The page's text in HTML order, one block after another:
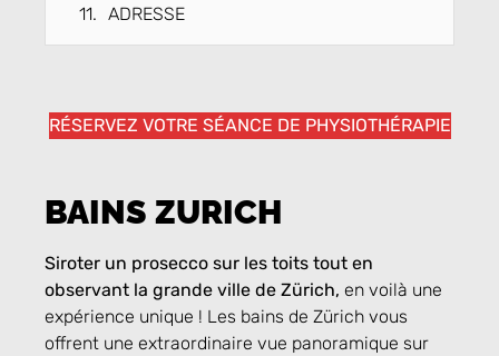
ADRESSE
RÉSERVEZ VOTRE SÉANCE DE PHYSIOTHÉRAPIE
BAINS ZURICH
Siroter un prosecco sur les toits tout en
observant la grande ville de Zürich, en voilà une
expérience unique ! Les bains de Zürich vous
offrent une extraordinaire vue panoramique sur